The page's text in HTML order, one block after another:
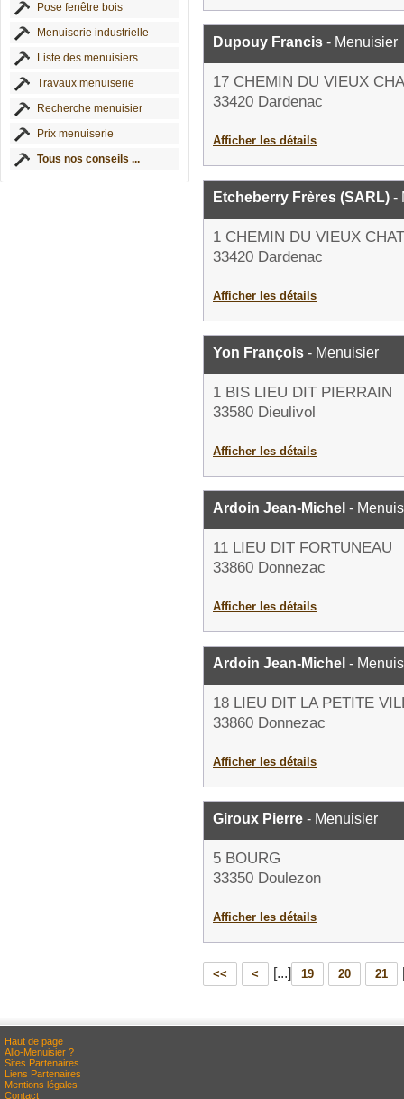
Pose fenêtre bois
Menuiserie industrielle
Liste des menuisiers
Travaux menuiserie
Recherche menuisier
Prix menuiserie
Tous nos conseils ...
Dupouy Francis - Menuisier
17 CHEMIN DU VIEUX
33420 Dardenac
Afficher les détails
Etcheberry Frères (SARL) -
1 CHEMIN DU VIEUX
33420 Dardenac
Afficher les détails
Yon François - Menuisier
1 BIS LIEU DIT PIERRAIN
33580 Dieulivol
Afficher les détails
Ardoin Jean-Michel -
11 LIEU DIT FORTUNEAU
33860 Donnezac
Afficher les détails
Ardoin Jean-Michel -
18 LIEU DIT LA PETITE
33860 Donnezac
Afficher les détails
Giroux Pierre - Menuisier
5 BOURG
33350 Doulezon
Afficher les détails
<< < [...] 19 20 21
Haut de page
Allo-Menuisier ?
Sites Partenaires
Liens Partenaires
Mentions légales
Contact